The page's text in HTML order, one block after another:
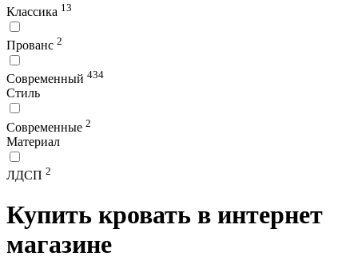
Классика 13
Прованс 2
Современный 434
Стиль
Современные 2
Материал
ЛДСП 2
Купить кровать в интернет
магазине